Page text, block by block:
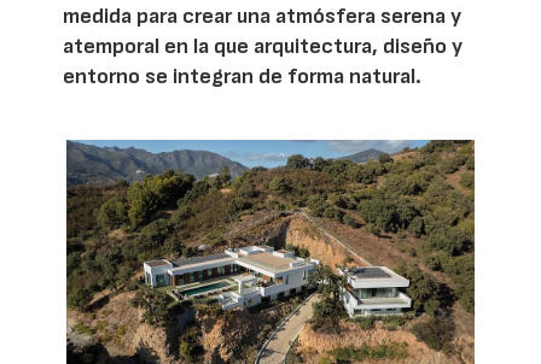
medida para crear una atmósfera serena y
atemporal en la que arquitectura, diseño y
entorno se integran de forma natural.